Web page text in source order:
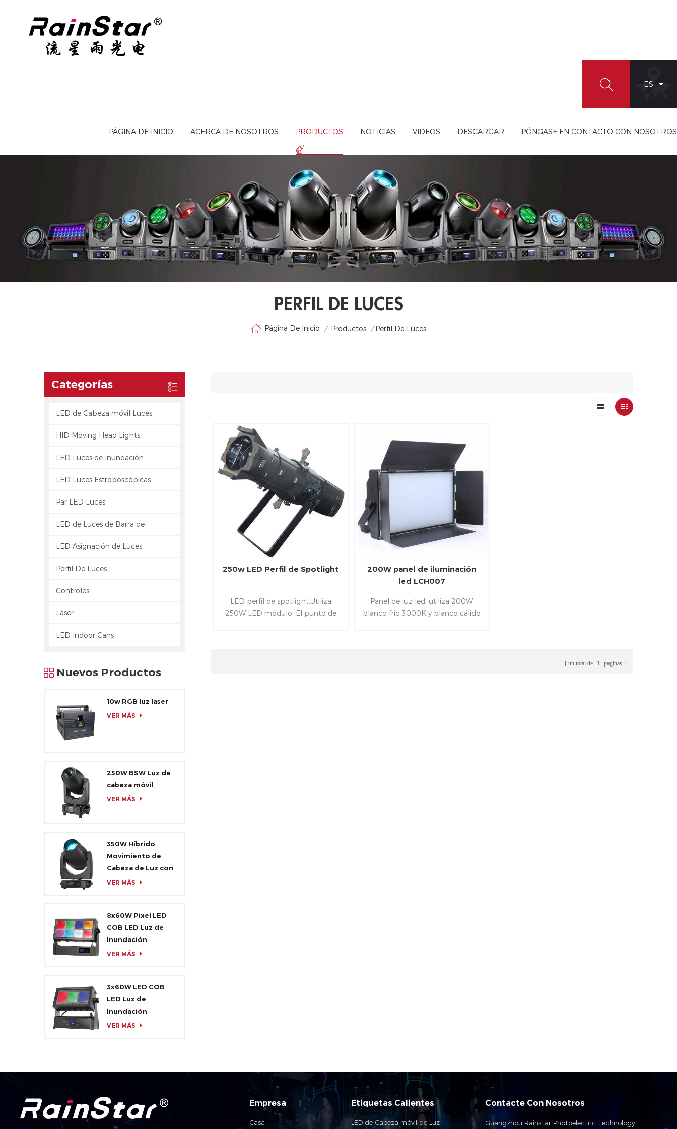
ES
PÁGINA DE INICIO ACERCA DE NOSOTROS PRODUCTOS NOTICIAS VIDEOS DESCARGAR PÓNGASE EN CONTACTO CON NOSOTROS
PERFIL DE LUCES
Página De Inicio / Productos / Perfil De Luces
Categorías
LED de Cabeza móvil Luces
HID Moving Head Lights
LED Luces de Inundación
LED Luces Estroboscópicas
Par LED Luces
LED de Luces de Barra de
LED Asignación de Luces
Perfil De Luces
Controles
Laser
LED Indoor Cans
Nuevos Productos
10w RGB luz laser
VER MÁS
250W BSW Luz de
cabeza móvil
VER MÁS
350W Híbrido
Movimiento de
Cabeza de Luz con
CMY y CTO
VER MÁS
8x60W Pixel LED
COB LED Luz de
Inundación
VER MÁS
3x60W LED COB
LED Luz de
Inundación
VER MÁS
250w LED Perfil de Spotlight
LED perfil de spotlight.Utiliza
250W LED módulo. El punto de
200W panel de iluminación
led LCH007
Panel de luz led, utiliza 200W
blanco frio 3000K y blanco cálido
un total de 1 paginas
Empresa
Casa
Etiquetas Calientes
LED de Cabeza móvil de Luz
Contacte Con Nosotros
Guangzhou Rainstar Photoelectric Technology